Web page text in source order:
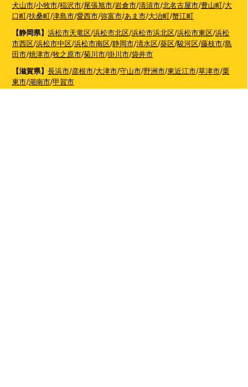
犬山市/小牧市/稲沢市/尾張旭市/岩倉市/清須市/北名古屋市/豊山町/大
口町/扶桑町/津島市/愛西市/弥富市/あま市/大治町/蟹江町
【静岡県】 浜松市天竜区/浜松市北区/浜松市浜北区/浜松市東区/浜松
市西区/浜松市中区/浜松市南区/静岡市/清水区/葵区/駿河区/藤枝市/島
田市/焼津市/牧之原市/菊川市/掛川市/袋井市
【滋賀県】 長浜市/彦根市/大津市/守山市/野洲市/東近江市/草津市/栗
東市/湖南市/甲賀市